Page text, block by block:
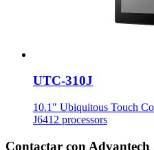
UTC-310J
10.1" Ubiquitous Touch
J6412 processors
Contactar con Advantech